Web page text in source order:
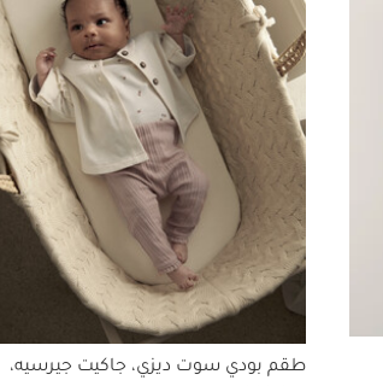
طقم بودي سوت ديزي، جاكيت جيرسيه،